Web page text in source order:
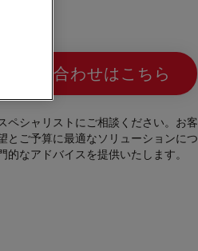
お問い合わせはこちら
ペシャリストにご相談ください。お客
とご予算に最適なソリューションにつ
的なアドバイスを提供いたします。